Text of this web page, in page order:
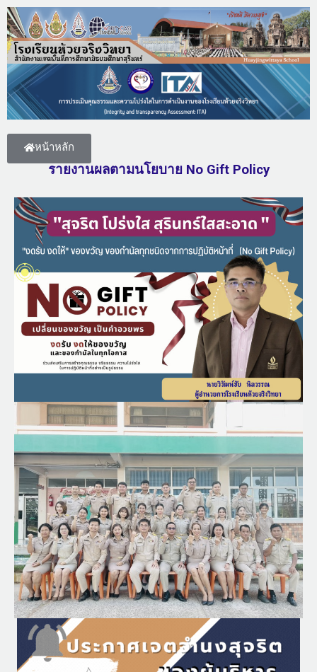
หน้าหลัก
รายงานผลตามนโยบาย No Gift Policy